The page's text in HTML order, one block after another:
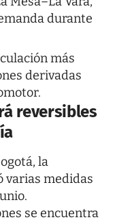
durante
más
derivadas
reversibles
la
varias medidas
se encuentra